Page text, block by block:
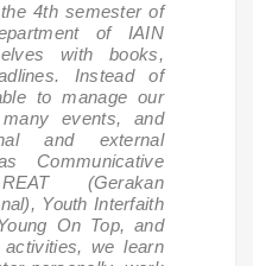
4th semester of
of IAIN
with books,
Instead of
to manage our
events, and
and external
Communicative
(Gerakan
Youth Interfaith
On Top, and
we learn